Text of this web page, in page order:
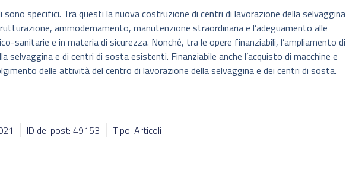
specifici. Tra questi la nuova costruzione di centri di lavorazione della selvaggina
ammodernamento, manutenzione straordinaria e l’adeguamento alle
sanitarie e in materia di sicurezza. Nonché, tra le opere finanziabili, l’ampliamento di
selvaggina e di centri di sosta esistenti. Finanziabile anche l’acquisto di macchine e
delle attività del centro di lavorazione della selvaggina e dei centri di sosta.
ID del post: 49153 Tipo: Articoli